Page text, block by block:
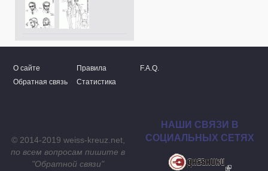
О сайте Правила
F.A.Q.
Обратная связь
Статистика
© 2014-2019 weiss-kreuz.net,
по всем вопросам пишите в
"Обратной связи"
НАШИ СВЯЗИ В
СОЦИАЛЬНЫХ СЕТЯХ